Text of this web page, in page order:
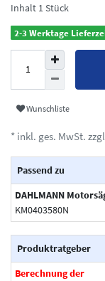
Inhalt 1 Stück
2-3 Werktage
Wunschliste
* inkl. ges. MwSt.
Passend zu
DAHLMANN
KM0403580N
Produktratgeber
Berechnung der